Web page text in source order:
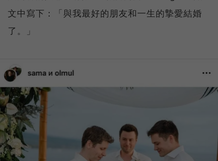
文中寫下：「與我最好的朋友和一生的摯愛結婚
了。」